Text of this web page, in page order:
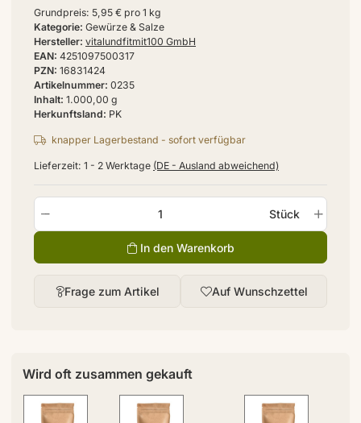
Inhalt 1.000,00 g
Hersteller vitalundfitmit100 GmbH
Artikelnummer 0235
PZN 16831424
EAN 4251097500317
Herkunftsland PK
Kategorie Gewürze & Salze
Grundpreis: 5,95 € pro 1 kg
Frage zum Artikel Auf Wunschzettel
Stück
In den Warenkorb
knapper Lagerbestand - sofort verfügbar
Lieferzeit: 1 - 2 Werktage (DE - Ausland abweichend)
Wird oft zusammen gekauft